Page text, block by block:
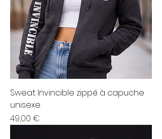
Sweat Invincible zippé à capuche
unisexe
Prix
49,00 €